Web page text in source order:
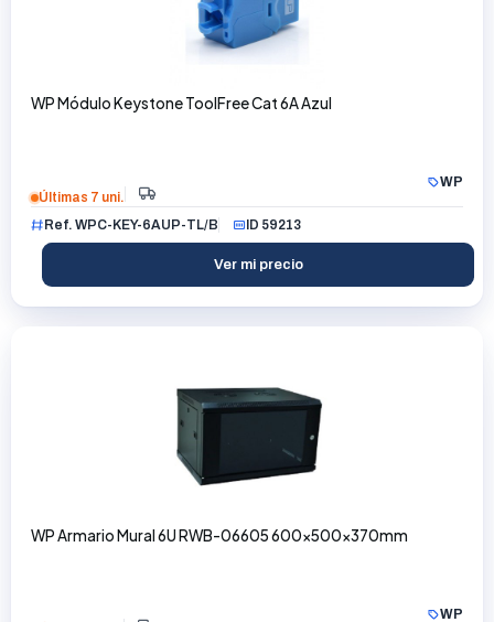
WP Módulo Keystone ToolFree Cat 6A Azul
WP
Últimas 7 uni.
Ref. WPC-KEY-6AUP-TL/B
ID 59213
Ver mi precio
WP Armario Mural 6U RWB-06605 600x500x370mm
WP